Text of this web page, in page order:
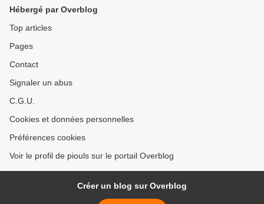
Hébergé par Overblog
Top articles
Pages
Contact
Signaler un abus
C.G.U.
Cookies et données personnelles
Préférences cookies
Voir le profil de piouls sur le portail Overblog
Créer un blog sur Overblog